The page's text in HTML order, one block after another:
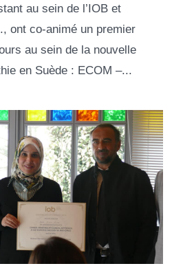
au sein de l’IOB et
ont co-animé un premier
au sein de la nouvelle
en Suède : ECOM –...